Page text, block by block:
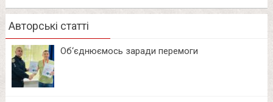
Авторські статті
Об‘єднюємось заради перемоги